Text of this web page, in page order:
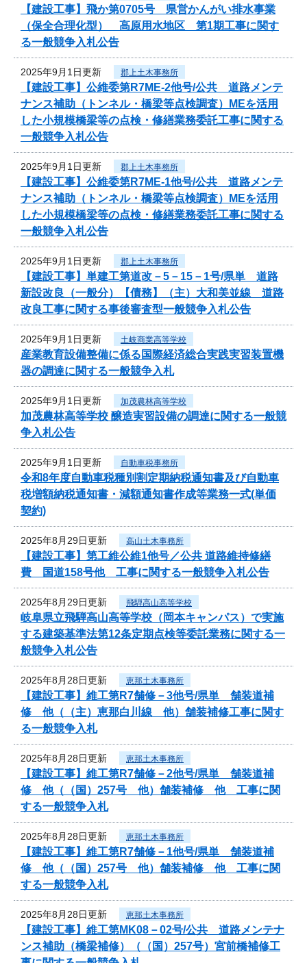
【建設工事】飛か第0705号 県営かんがい排水事業
（保全合理化型） 高原用水地区 第1期工事に関す
る一般競争入札公告
2025年9月1日更新 郡上土木事務所
【建設工事】公維委第R7ME-2他号/公共 道路メンテ
ナンス補助（トンネル・橋梁等点検調査）MEを活用
した小規模橋梁等の点検・修繕業務委託工事に関する
一般競争入札公告
2025年9月1日更新 郡上土木事務所
【建設工事】公維委第R7ME-1他号/公共 道路メンテ
ナンス補助（トンネル・橋梁等点検調査）MEを活用
した小規模橋梁等の点検・修繕業務委託工事に関する
一般競争入札公告
2025年9月1日更新 郡上土木事務所
【建設工事】単建工第道改－5－15－1号/県単 道路
新設改良（一般分）【債務】（主）大和美並線 道路
改良工事に関する事後審査型一般競争入札公告
2025年9月1日更新 土岐商業高等学校
産業教育設備整備に係る国際経済総合実践実習装置機
器の調達に関する一般競争入札
2025年9月1日更新 加茂農林高等学校
加茂農林高等学校 醸造実習設備の調達に関する一般競
争入札公告
2025年9月1日更新 自動車税事務所
令和8年度自動車税種別割定期納税通知書及び自動車
税増額納税通知書・減額通知書作成等業務一式(単価
契約)
2025年8月29日更新 高山土木事務所
【建設工事】第工維公維1他号／公共 道路維持修繕
費 国道158号他 工事に関する一般競争入札公告
2025年8月29日更新 飛騨高山高等学校
岐阜県立飛騨高山高等学校（岡本キャンパス）で実施
する建築基準法第12条定期点検等委託業務に関する一
般競争入札公告
2025年8月28日更新 恵那土木事務所
【建設工事】維工第R7舗修－3他号/県単 舗装道補
修 他（（主）恵那白川線 他）舗装補修工事に関す
る一般競争入札
2025年8月28日更新 恵那土木事務所
【建設工事】維工第R7舗修－2他号/県単 舗装道補
修 他（（国）257号 他）舗装補修 他 工事に関
する一般競争入札
2025年8月28日更新 恵那土木事務所
【建設工事】維工第R7舗修－1他号/県単 舗装道補
修 他（（国）257号 他）舗装補修 他 工事に関
する一般競争入札
2025年8月28日更新 恵那土木事務所
【建設工事】維工第MK08－02号/公共 道路メンテナ
ンス補助（橋梁補修）（（国）257号）宮前橋補修工